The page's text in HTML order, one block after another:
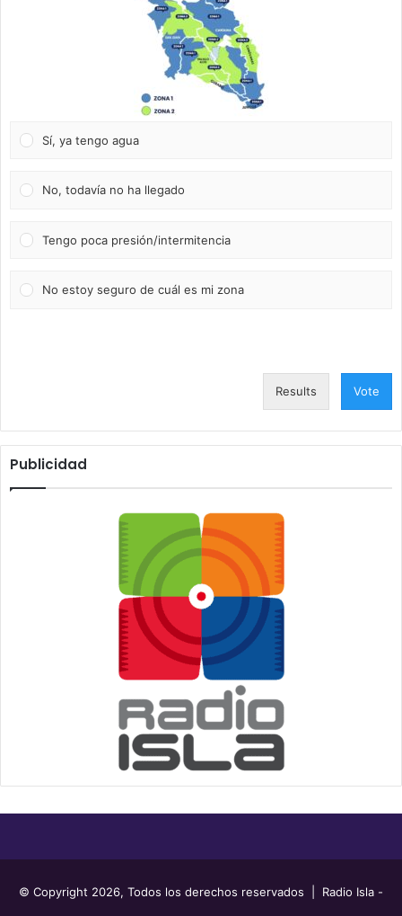
Sí, ya tengo agua
No, todavía no ha llegado
Tengo poca presión/intermitencia
No estoy seguro de cuál es mi zona
Results Vote
Publicidad
© Copyright 2026, Todos los derechos reservados | Radio Isla -